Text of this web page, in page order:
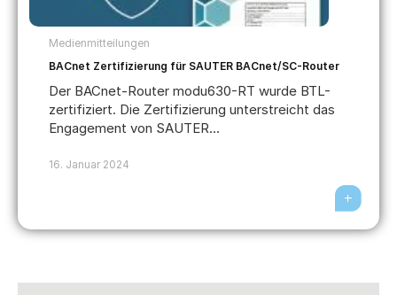
Medienmitteilungen
BACnet Zertifizierung für SAUTER BACnet/SC-Router
Der BACnet-Router modu630-RT wurde BTL-
zertifiziert. Die Zertifizierung unterstreicht das
Engagement von SAUTER...
16. Januar 2024